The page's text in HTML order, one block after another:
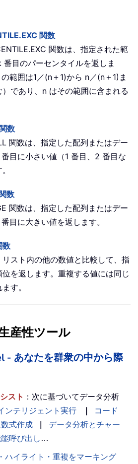
関数
関数は、指定された範
番目のパーセンタイルを返しま
範囲は1／(n＋1)から n／(n＋1)ま
であり、n はその範囲に含まれる
数
関数は、指定した配列またはデー
目に小さい値（1 番目、2 番目な
数
関数は、指定した配列またはデー
目に大きい値を返します。
数
リスト内の他の数値と比較して、指
を返します。重複する値には同じ
す。
産性ツール
- あなたを群衆の中から際
スト ：次に基づいてデータ分析
ンテリジェント実行
コード
式作成
データ分析とチャー
呼び出し …
ハイライト・重複をマーキング